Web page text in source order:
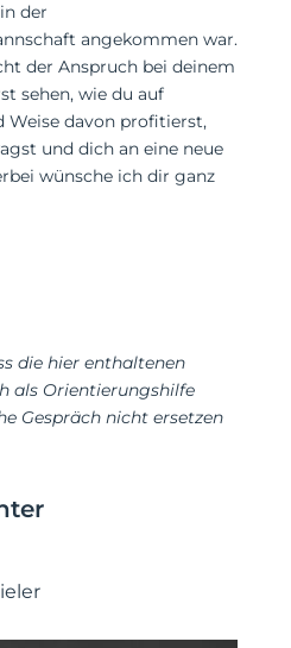
der
angekommen war.
der Anspruch bei deinem
sehen, wie du auf
Weise davon profitierst,
und dich an eine neue
wünsche ich dir ganz
die hier enthaltenen
als Orientierungshilfe
Gespräch nicht ersetzen